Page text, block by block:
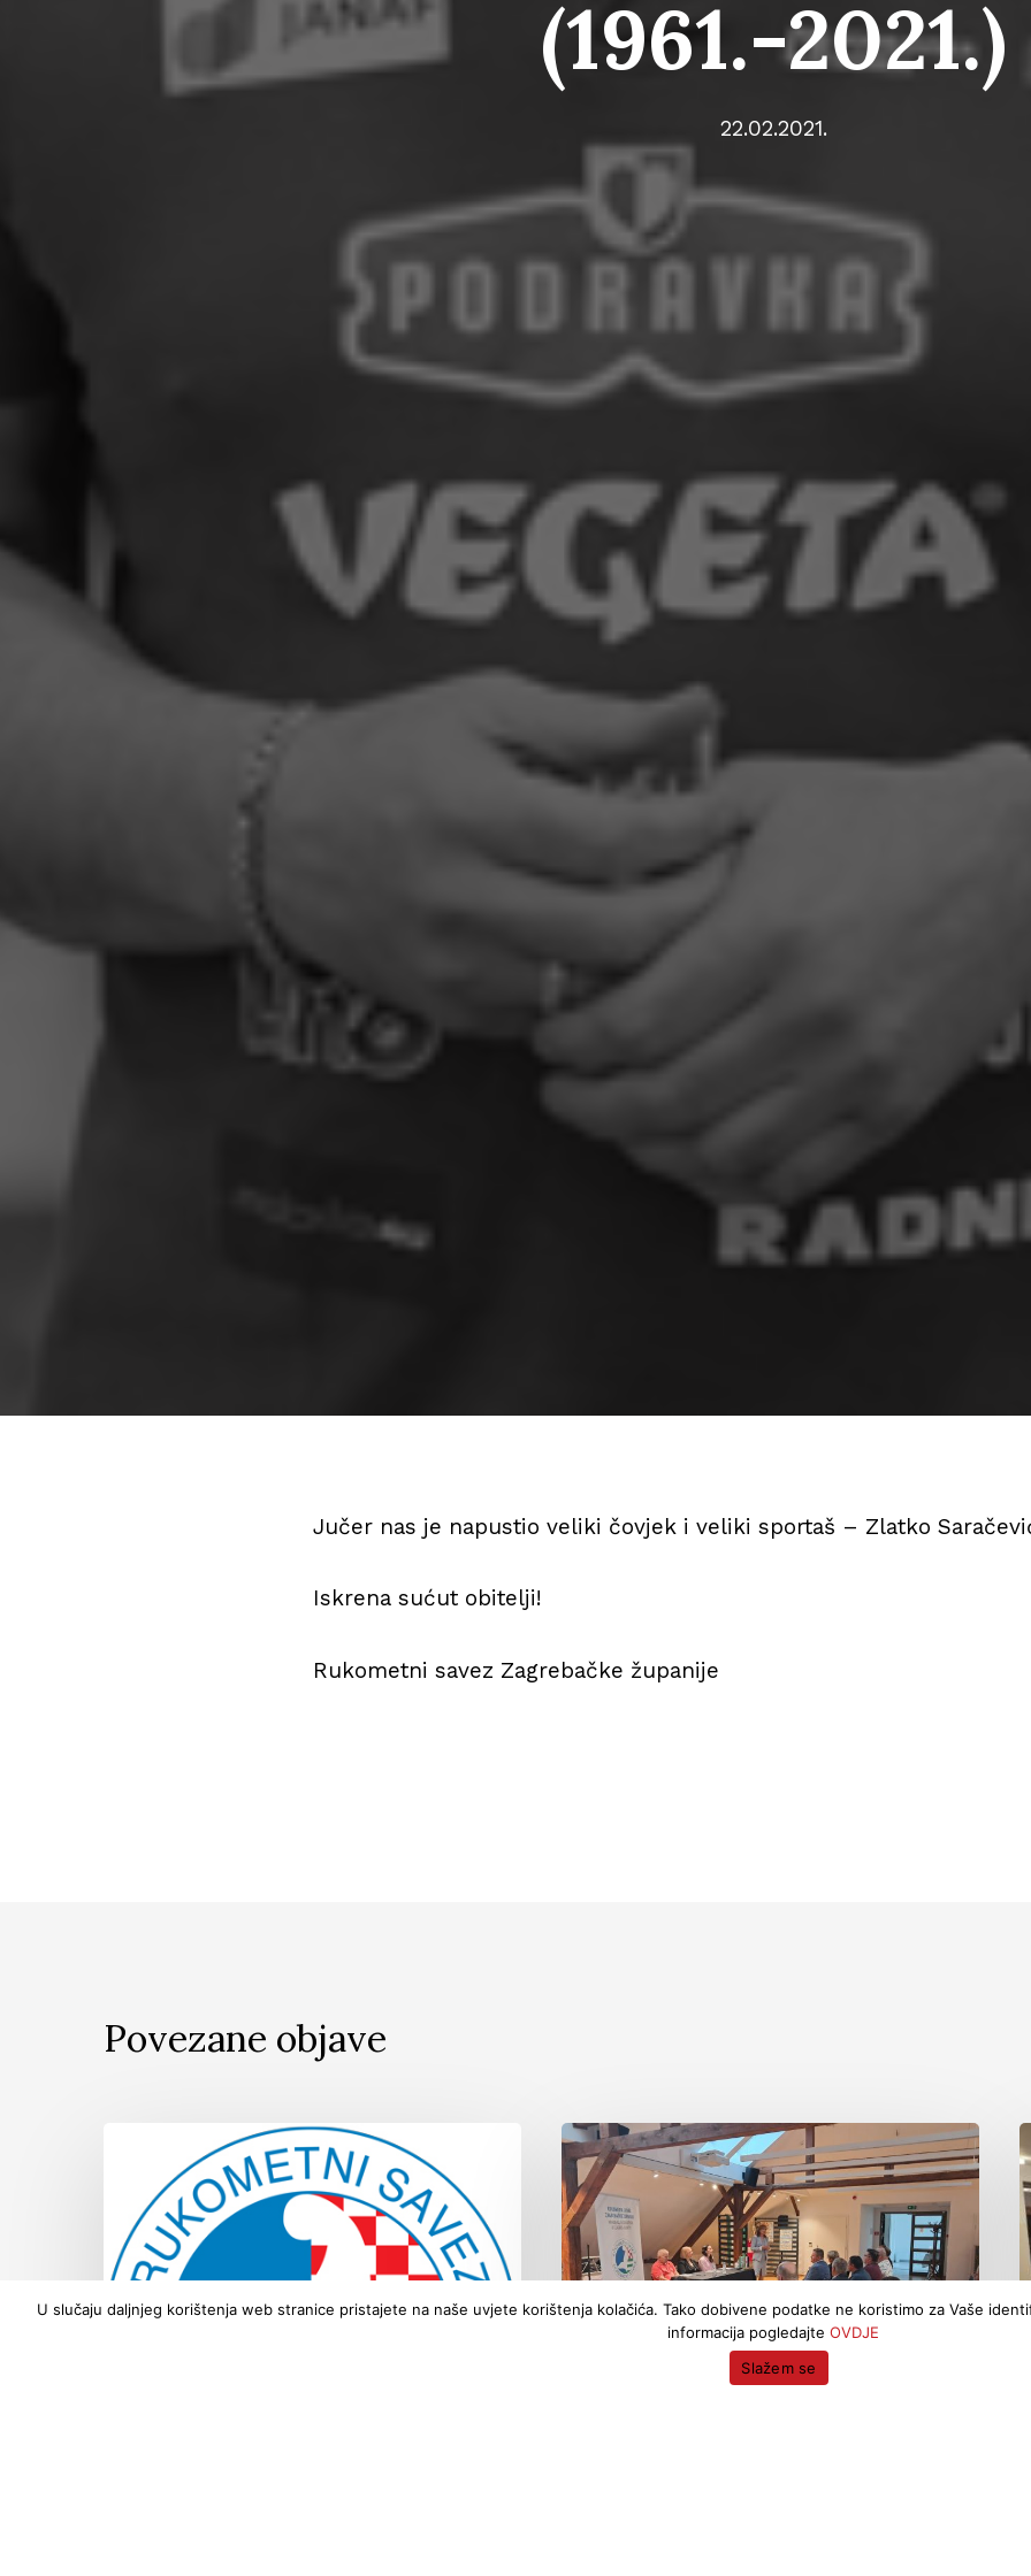
(1961.-2021.)
22.02.2021.
Jučer nas je napustio veliki čovjek i veliki sportaš – Zlatko
Iskrena sućut obitelji!
Rukometni savez Zagrebačke županije
Povezane objave
U slučaju daljnjeg korištenja web stranice pristajete na naše uvjete korištenja kolačića. Tako dobivene podatke ne koristimo za Vaše
informacija pogledajte OVDJE
Slažem se